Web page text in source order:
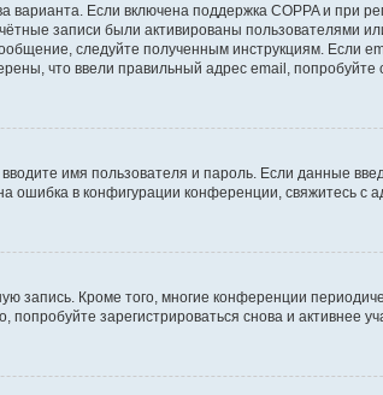
Если включена поддержка COPPA и при
записи были активированы пользователями
следуйте полученным инструкциям. Если
что ввели правильный адрес email, попробуйте
имя пользователя и пароль. Если данные
в конфигурации конференции, свяжитесь с
запись. Кроме того, многие конференции
зарегистрироваться снова и активнее